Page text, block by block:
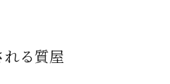
る質屋